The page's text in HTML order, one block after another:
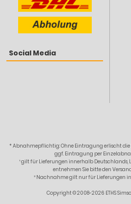
Social Media
* Abnahmepflichtig: Ohne Eintragung erlischt die
ggf. Eintragung per
¹ gilt für Lieferungen innerhalb Deutschlands,
entnehmen Sie bitte den
² Nachnahme gilt nur für Lieferungen
Copyright © 2008-2026 ETHS